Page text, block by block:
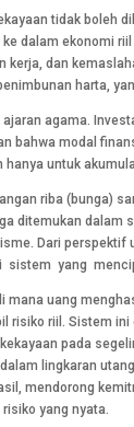
tidak boleh
dalam ekonomi
kerja, dan
harta,
agama.
bahwa modal
hanya untuk
riba (bunga)
ditemukan dalam
Dari perspektif
sistem yang
mana uang
risiko riil. Sistem ini
pada
lingkaran
mendorong
yang nyata.